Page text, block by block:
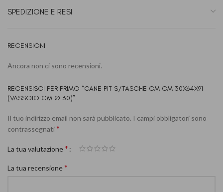
SPEDIZIONE E RESI
RECENSIONI
Ancora non ci sono recensioni.
RECENSISCI PER PRIMO “CANE PIT S/TASCHE CM CM 30X64X91
(VASSOIO CM Ø 30)”
Il tuo indirizzo email non sarà pubblicato. I campi obbligatori sono
contrassegnati*
La tua valutazione*
La tua recensione*